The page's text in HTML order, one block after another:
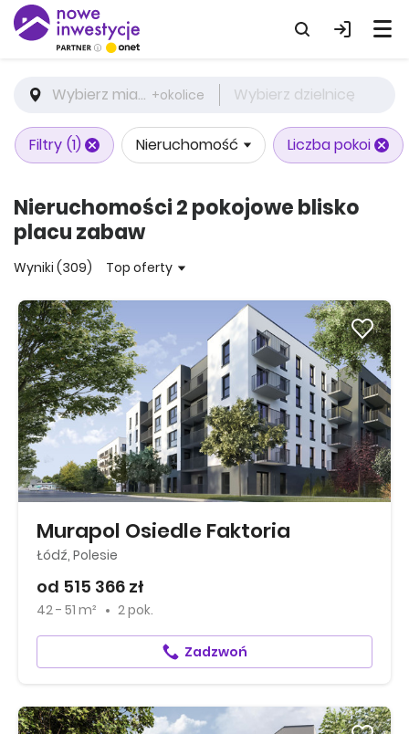
Wybierz miasto +okolice Wybierz dzielnicę
Filtry (1) Nieruchomość Liczba pokoi
Nieruchomości 2 pokojowe blisko
placu zabaw
Wyniki (309) Top oferty
Murapol Osiedle Faktoria
Łódź, Polesie
od 515 366 zł
42 - 51 m² 2 pok.
Zadzwoń